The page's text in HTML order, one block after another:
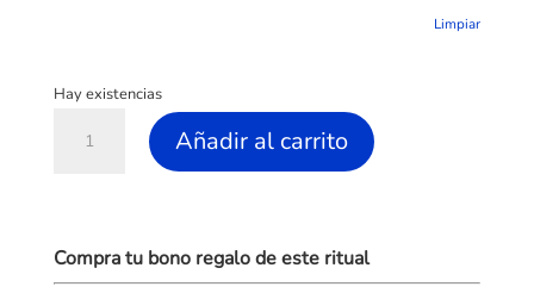
Limpiar
Hay existencias
Reino
Añadir al carrito
Compra tu bono regalo de este ritual